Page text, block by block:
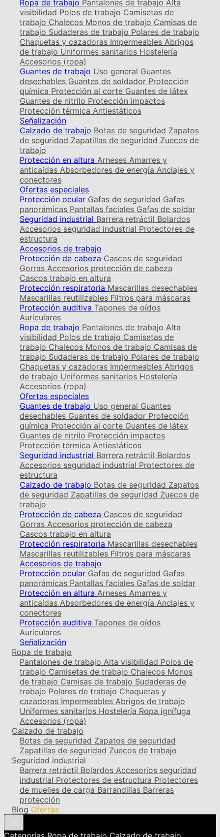
Ropa de trabajo Pantalones de trabajo Alta
visibilidad Polos de trabajo Camisetas de
trabajo Chalecos Monos de trabajo Camisas de
trabajo Sudaderas de trabajo Polares de trabajo
Chaquetas y cazadoras Impermeables Abrigos
de trabajo Uniformes sanitarios Hostelería
Accesorios (ropa)
Guantes de trabajo Uso general Guantes
desechables Guantes de soldador Protección
química Protección al corte Guantes de látex
Guantes de nitrilo Protección impactos
Protección térmica Antiestáticos
Señalización
Calzado de trabajo Botas de seguridad Zapatos
de seguridad Zapatillas de seguridad Zuecos de
trabajo
Protección en altura Arneses Amarres y
anticaídas Absorbedores de energía Anclajes y
conectores
Ofertas especiales
Protección ocular Gafas de seguridad Gafas
panorámicas Pantallas faciales Gafas de soldar
Seguridad industrial Barrera retráctil Bolardos
Accesorios seguridad industrial Protectores de
estructura
Accesorios de trabajo
Protección de cabeza Cascos de seguridad
Gorras Accesorios protección de cabeza
Cascos trabajo en altura
Protección respiratoria Mascarillas desechables
Mascarillas reutilizables Filtros para máscaras
Protección auditiva Tapones de oídos
Auriculares
Ropa de trabajo Pantalones de trabajo Alta
visibilidad Polos de trabajo Camisetas de
trabajo Chalecos Monos de trabajo Camisas de
trabajo Sudaderas de trabajo Polares de trabajo
Chaquetas y cazadoras Impermeables Abrigos
de trabajo Uniformes sanitarios Hostelería
Accesorios (ropa)
Ofertas especiales
Guantes de trabajo Uso general Guantes
desechables Guantes de soldador Protección
química Protección al corte Guantes de látex
Guantes de nitrilo Protección impactos
Protección térmica Antiestáticos
Seguridad industrial Barrera retráctil Bolardos
Accesorios seguridad industrial Protectores de
estructura
Calzado de trabajo Botas de seguridad Zapatos
de seguridad Zapatillas de seguridad Zuecos de
trabajo
Protección de cabeza Cascos de seguridad
Gorras Accesorios protección de cabeza
Cascos trabajo en altura
Protección respiratoria Mascarillas desechables
Mascarillas reutilizables Filtros para máscaras
Accesorios de trabajo
Protección ocular Gafas de seguridad Gafas
panorámicas Pantallas faciales Gafas de soldar
Protección en altura Arneses Amarres y
anticaídas Absorbedores de energía Anclajes y
conectores
Protección auditiva Tapones de oídos
Auriculares
Señalización
Ropa de trabajo
Pantalones de trabajo Alta visibilidad Polos de
trabajo Camisetas de trabajo Chalecos Monos
de trabajo Camisas de trabajo Sudaderas de
trabajo Polares de trabajo Chaquetas y
cazadoras Impermeables Abrigos de trabajo
Uniformes sanitarios Hostelería Ropa ignífuga
Accesorios (ropa)
Calzado de trabajo
Botas de seguridad Zapatos de seguridad
Zapatillas de seguridad Zuecos de trabajo
Seguridad industrial
Barrera retráctil Bolardos Accesorios seguridad
industrial Protectores de estructura Protectores
de muelles de carga Barrandillas Barreras
protección
Blog Ofertas